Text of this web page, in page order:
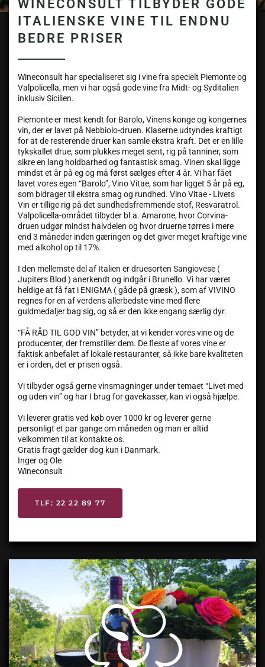
WINECONSULT TILBYDER GODE
ITALIENSKE VINE TIL ENDNU
BEDRE PRISER
Wineconsult har specialiseret sig i vine fra specielt Piemonte og
Valpolicella, men vi har også gode vine fra Midt- og Syditalien
inklusiv Sicilien.
Piemonte er mest kendt for Barolo, Vinens konge og kongernes
vin, der er lavet på Nebbiolo-druen. Klaserne udtyndes kraftigt
for at de resterende druer kan samle ekstra kraft. Det er en lille
tykskallet drue, som plukkes meget sent, rig på tanniner, som
sikre en lang holdbarhed og fantastisk smag. Vinen skal ligge
mindst et år på eg og må først sælges efter 4 år. Vi har fået
lavet vores egen “Barolo”, Vino Vitae, som har ligget 5 år på eg,
som bidrager til ekstra smag og rundhed. Vino Vitae - Livets
Vin er tillige rig på det sundhedsfremmende stof, Resvaratrol.
Valpolicella-området tilbyder bl.a. Amarone, hvor Corvina-
druen udgør mindst halvdelen og hvor druerne tørres i mere
end 3 måneder inden gæringen og det giver meget kraftige vine
med alkohol op til 17%.
I den mellemste del af Italien er druesorten Sangiovese (
Jupiters Blod ) anerkendt og indgår i Brunello. Vi har været
heldige at få fat i ENIGMA ( gåde på græsk ), som af VIVINO
regnes for en af verdens allerbedste vine med flere
guldmedaljer bag sig, og så er den ikke engang særlig dyr.
“FÅ RÅD TIL GOD VIN” betyder, at vi kender vores vine og de
producenter, der fremstiller dem. De fleste af vores vine er
faktisk anbefalet af lokale restauranter, så ikke bare kvaliteten
er i orden, det er prisen også.
Vi tilbyder også gerne vinsmagninger under temaet “Livet med
og uden vin” og har I brug for gavekasser, kan vi også hjælpe.
Vi leverer gratis ved køb over 1000 kr og leverer gerne
personligt et par gange om måneden og man er altid
velkommen til at kontakte os.
Gratis fragt gælder dog kun i Danmark.
Inger og Ole
Wineconsult
TLF: 22 22 89 77